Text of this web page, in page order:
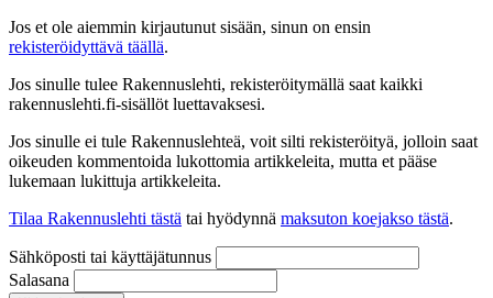
Jos et ole aiemmin kirjautunut sisään, sinun on ensin
rekisteröidyttävä täällä.
Jos sinulle tulee Rakennuslehti, rekisteröitymällä saat kaikki
rakennuslehti.fi-sisällöt luettavaksesi.
Jos sinulle ei tule Rakennuslehteä, voit silti rekisteröityä, jolloin saat
oikeuden kommentoida lukottomia artikkeleita, mutta et pääse
lukemaan lukittuja artikkeleita.
Tilaa Rakennuslehti tästä tai hyödynnä maksuton koejakso tästä.
Sähköposti tai käyttäjätunnus
Salasana